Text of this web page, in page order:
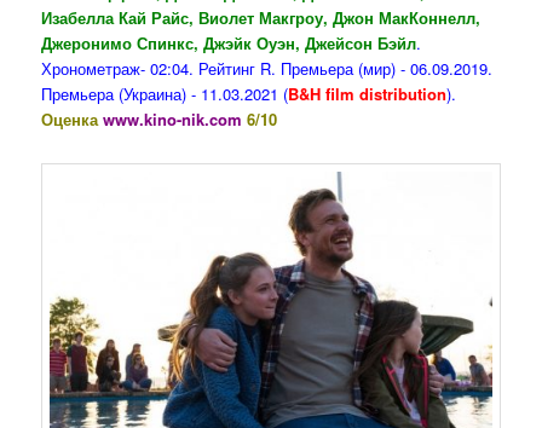
Изабелла Кай Райс, Виолет Макгроу, Джон МакКоннелл,
Джеронимо Спинкс, Джэйк Оуэн, Джейсон Бэйл.
Хронометраж- 02:04. Рейтинг R. Премьера (мир) - 06.09.2019.
Премьера (Украина) - 11.03.2021 (B&H film distribution).
Оценкаwww.kino-nik.com 6/10